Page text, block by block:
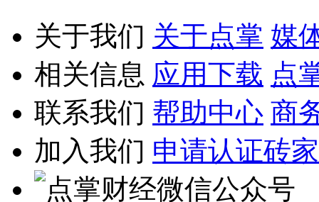
关于我们 关于点掌 媒
相关信息 应用下载 点
联系我们 帮助中心 商
加入我们 申请认证砖家